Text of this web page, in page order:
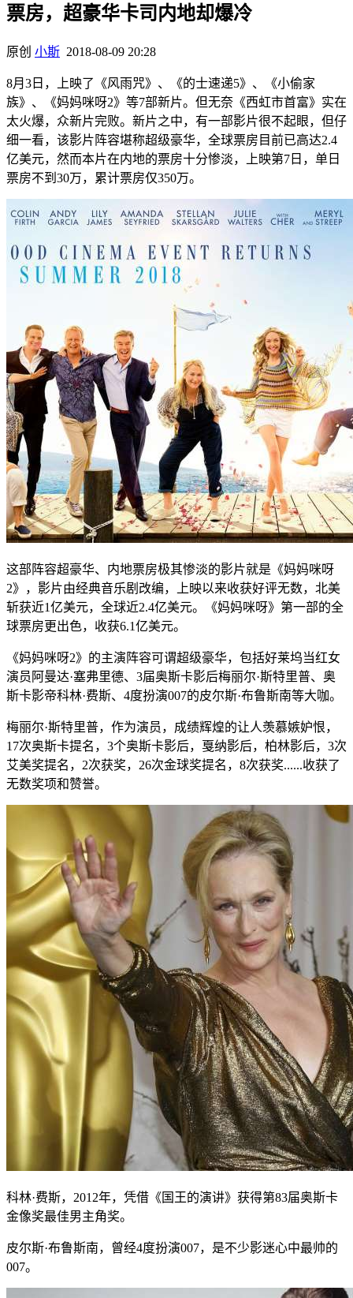
票房，超豪华卡司内地却爆冷
原创 小斯 2018-08-09 20:28
8月3日，上映了《风雨咒》、《的士速递5》、《小偷家
族》、《妈妈咪呀2》等7部新片。但无奈《西虹市首富》实在
太火爆，众新片完败。新片之中，有一部影片很不起眼，但仔
细一看，该影片阵容堪称超级豪华，全球票房目前已高达2.4
亿美元，然而本片在内地的票房十分惨淡，上映第7日，单日
票房不到30万，累计票房仅350万。
这部阵容超豪华、内地票房极其惨淡的影片就是《妈妈咪呀
2》，影片由经典音乐剧改编，上映以来收获好评无数，北美
斩获近1亿美元，全球近2.4亿美元。《妈妈咪呀》第一部的全
球票房更出色，收获6.1亿美元。
《妈妈咪呀2》的主演阵容可谓超级豪华，包括好莱坞当红女
演员阿曼达·塞弗里德、3届奥斯卡影后梅丽尔·斯特里普、奥
斯卡影帝科林·费斯、4度扮演007的皮尔斯·布鲁斯南等大咖。
梅丽尔·斯特里普，作为演员，成绩辉煌的让人羡慕嫉妒恨，
17次奥斯卡提名，3个奥斯卡影后，戛纳影后，柏林影后，3次
艾美奖提名，2次获奖，26次金球奖提名，8次获奖......收获了
无数奖项和赞誉。
科林·费斯，2012年，凭借《国王的演讲》获得第83届奥斯卡
金像奖最佳男主角奖。
皮尔斯·布鲁斯南，曾经4度扮演007，是不少影迷心中最帅的
007。